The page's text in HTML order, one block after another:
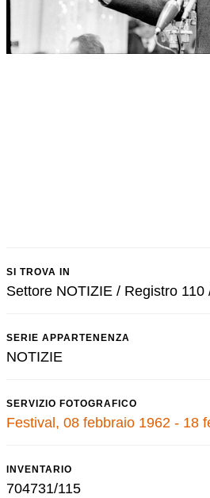
SI TROVA IN
Settore NOTIZIE / Registro 110
SERIE APPARTENENZA
NOTIZIE
SERVIZIO FOTOGRAFICO
Festival, 08 febbraio 1962 - 18
INVENTARIO
704731/115